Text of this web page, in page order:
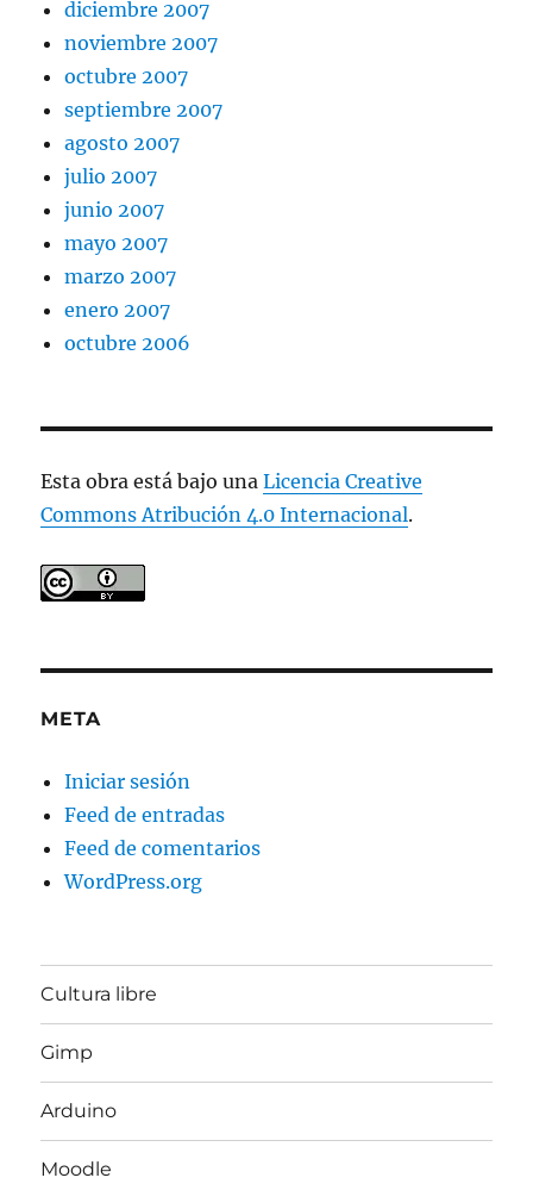
diciembre 2007
noviembre 2007
octubre 2007
septiembre 2007
agosto 2007
julio 2007
junio 2007
mayo 2007
marzo 2007
enero 2007
octubre 2006
Esta obra está bajo unaLicencia Creative
Commons Atribución 4.0 Internacional.
META
Iniciar sesión
Feed de entradas
Feed de comentarios
WordPress.org
Cultura libre
Gimp
Arduino
Moodle